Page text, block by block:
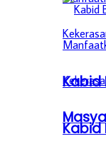
Kabid
Kabid